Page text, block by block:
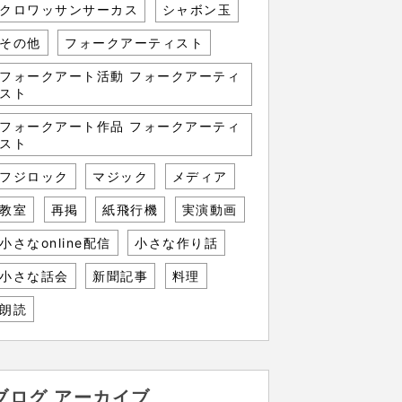
クロワッサンサーカス シャボン玉
その他 フォークアーティスト
フォークアート活動 フォークアーティ
スト
フォークアート作品 フォークアーティ
スト
フジロック マジック メディア
教室 再掲 紙飛行機 実演動画
小さなonline配信 小さな作り話
小さな話会 新聞記事 料理
朗読
ログ アーカイブ